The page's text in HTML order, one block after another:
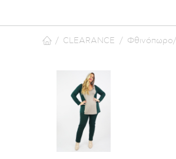
/ CLEARANCE /